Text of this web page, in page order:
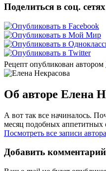
Поделиться в соц. сетях
Рецепт опубликован автором
Об авторе Елена
А вот так все начиналось.
месяц подобных аппетитных
Посмотреть все записи
Добавить комментарий